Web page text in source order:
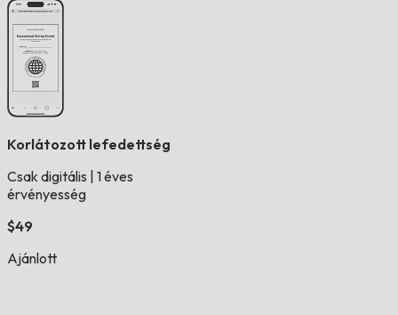
Korlátozott lefedettség
Csak digitális 1 éves
érvényesség
$49
Ajánlott